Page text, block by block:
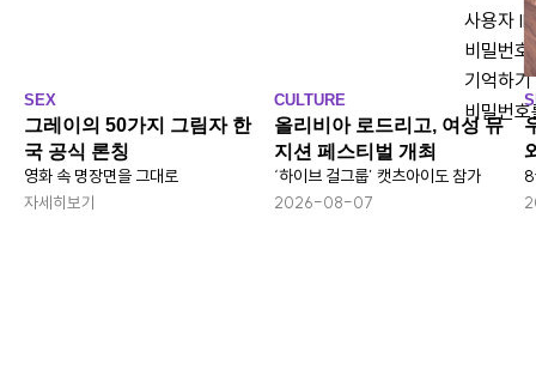
SEX
그레이의 50가지 그림자 한
국 공식 론칭
영화 속 명장면을 그대로
자세히보기
사용자
비밀번호
기억하기
비밀번
CULTURE
올리비아 로드리고, 여성 뮤
지션 페스티벌 개최
‘하이브 걸그룹’ 캣츠아이도 참가
2026-08-07